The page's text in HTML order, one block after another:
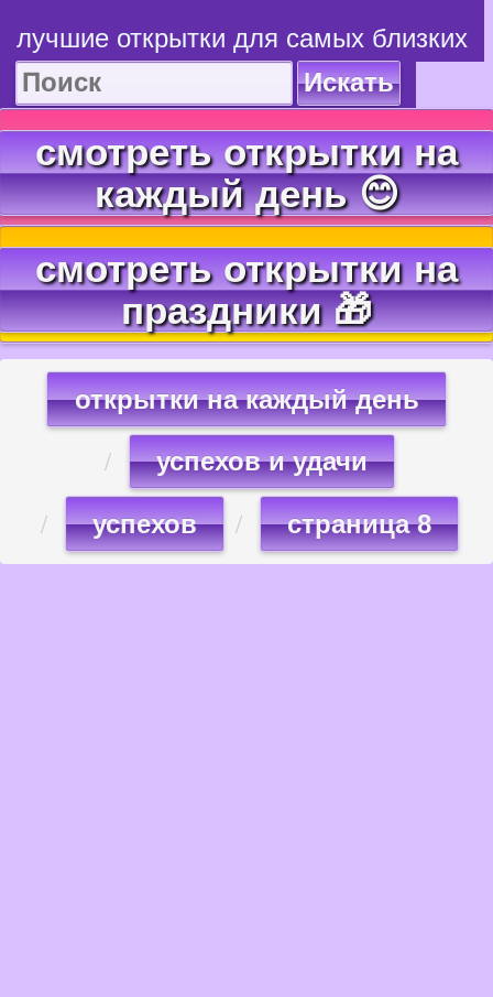
лучшие открытки для самых близких
Искать
смотреть открытки на
каждый день 😊
смотреть открытки на
праздники 🎁
открытки на каждый день
успехов и удачи
успехов страница 8